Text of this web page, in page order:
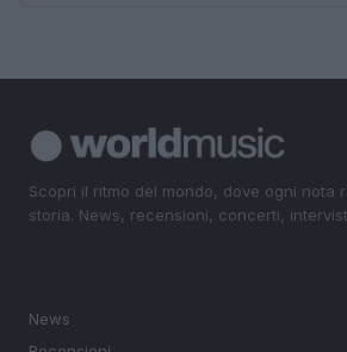
Scopri il ritmo del mondo, dove ogni nota
storia. News, recensioni, concerti,
News